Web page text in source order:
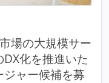
場の大規模サー
化を推進いた
ャー候補を募